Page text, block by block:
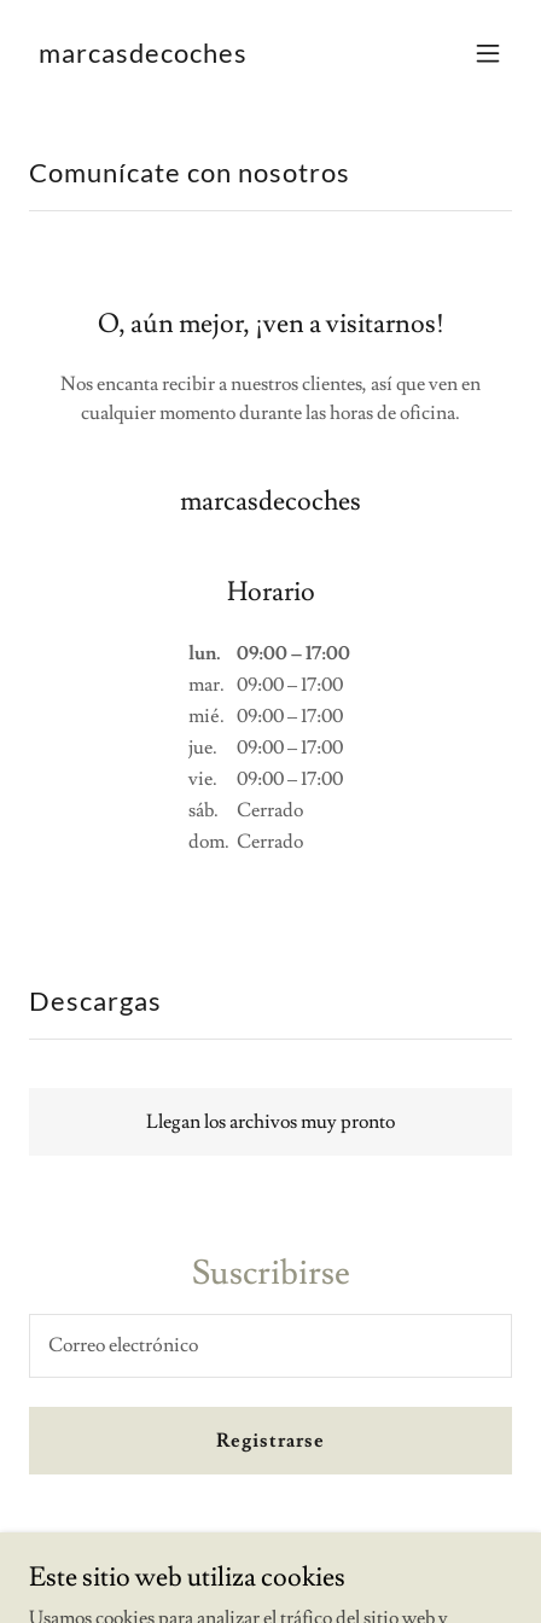
marcasdecoches
Comunícate con nosotros
O, aún mejor, ¡ven a visitarnos!
Nos encanta recibir a nuestros clientes, así que ven en
cualquier momento durante las horas de oficina.
marcasdecoches
Horario
lun.
09:00 – 17:00
mar. 09:00 – 17:00
mié. 09:00 – 17:00
jue.
09:00 – 17:00
vie.
09:00 – 17:00
sáb.
Cerrado
dom. Cerrado
Descargas
Llegan los archivos muy pronto
Suscribirse
Correo electrónico
Registrarse
Este sitio web utiliza cookies
Usamos cookies para analizar el tráfico del sitio web y